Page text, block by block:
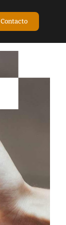
Contacto